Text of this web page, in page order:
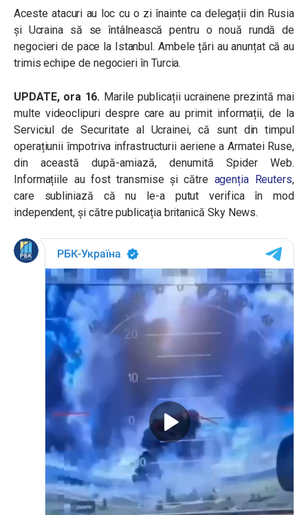
Aceste atacuri au loc cu o zi înainte ca delegații din Rusia
și Ucraina să se întâlnească pentru o nouă rundă de
negocieri de pace la Istanbul. Ambele țări au anunțat că au
trimis echipe de negocieri în Turcia.
UPDATE, ora 16. Marile publicații ucrainene prezintă mai
multe videoclipuri despre care au primit informații, de la
Serviciul de Securitate al Ucrainei, că sunt din timpul
operațiunii împotriva infrastructurii aeriene a Armatei Ruse,
din această după-amiază, denumită Spider Web.
Informațiile au fost transmise și către agenția Reuters,
care subliniază că nu le-a putut verifica în mod
independent, și către publicația britanică Sky News.